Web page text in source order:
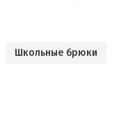
Школьные брюки